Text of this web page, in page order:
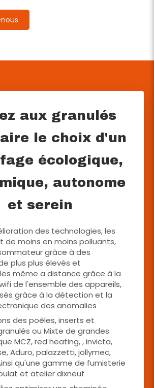
aux granulés
le choix d'un
écologique,
autonome
et serein
des technologies, les
de moins en moins polluants,
grâce à des
plus plus élevés et
même a distance grâce à la
de l'ensemble des appareils,
grâce à la détection et la
des anomalies
des poêles, inserts et
ou Mixte de grandes
MCZ, red heating, , invicta,
Aduro, palazzetti, jollymec,
qu'une gamme de fumisterie
et atelier dixneuf